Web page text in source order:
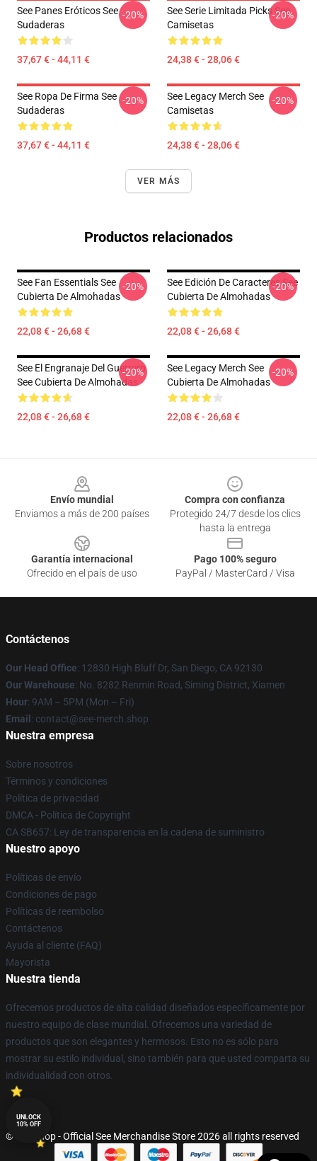
See Panes Eróticos See
Sudaderas
37,67 € - 44,11 €
-20%
See Serie Limitada Picks See
Camisetas
24,38 € - 28,06 €
-20%
See Ropa De Firma See
Sudaderas
37,67 € - 44,11 €
-20%
See Legacy Merch See
Camisetas
24,38 € - 28,06 €
-20%
VER MÁS
Productos relacionados
See Fan Essentials See
Cubierta De Almohadas
22,08 € - 26,68 €
-20%
See Edición De Caracteres See
Cubierta De Almohadas
22,08 € - 26,68 €
-20%
See El Engranaje Del Guerrero
See Cubierta De Almohadas
22,08 € - 26,68 €
-20%
See Legacy Merch See
Cubierta De Almohadas
22,08 € - 26,68 €
-20%
Envío mundial
Enviamos a más de 200 países
Compra con confianza
Protegido 24/7 desde los clics
hasta la entrega
Garantía internacional
Ofrecido en el país de uso
Pago 100% seguro
PayPal / MasterCard / Visa
Contáctenos
Our Head Office: 12830 High Bluff Dr, San Diego, CA 92130
Our Warehouse: No. 8282 Renmin Road, Siming District, Xiamen
Hour: 9AM – 5PM (Mon – Fri)
Email : contact@see-merch.shop
Nuestra empresa
Sobre nosotros
Términos y condiciones
Política de privacidad
DMCA - Política de Copyright
CA SB657: Ley de transparencia en la cadena de suministro
Nuestro apoyo
Políticas de envío
Condiciones de pago
Políticas de reembolso
Contáctenos
Ayuda al cliente (FAQ)
Mayorista
Nuestra tienda
Ofrecemos productos de alta calidad diseñados específicamente por
nuestro equipo de clase mundial. Ofrecemos una variedad de
productos que son elegantes y hermosos. Esto no es sólo para
mostrar su estilo individual, sino también para que usted comparta su
individualidad con otros.
© See Shop - Official See Merchandise Store 2026 all rights reserved
UNLOCK
10% OFF